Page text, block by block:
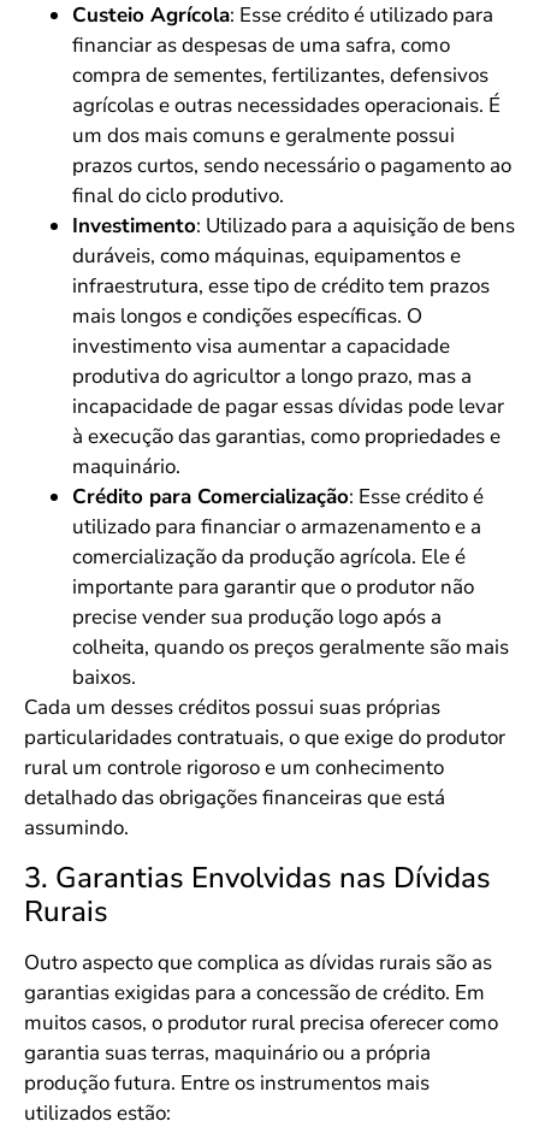
Custeio Agrícola: Esse crédito é utilizado para
financiar as despesas de uma safra, como
compra de sementes, fertilizantes, defensivos
agrícolas e outras necessidades operacionais. É
um dos mais comuns e geralmente possui
prazos curtos, sendo necessário o pagamento ao
final do ciclo produtivo.
Investimento: Utilizado para a aquisição de bens
duráveis, como máquinas, equipamentos e
infraestrutura, esse tipo de crédito tem prazos
mais longos e condições específicas. O
investimento visa aumentar a capacidade
produtiva do agricultor a longo prazo, mas a
incapacidade de pagar essas dívidas pode levar
à execução das garantias, como propriedades e
maquinário.
Crédito para Comercialização: Esse crédito é
utilizado para financiar o armazenamento e a
comercialização da produção agrícola. Ele é
importante para garantir que o produtor não
precise vender sua produção logo após a
colheita, quando os preços geralmente são mais
baixos.
Cada um desses créditos possui suas próprias
particularidades contratuais, o que exige do produtor
rural um controle rigoroso e um conhecimento
detalhado das obrigações financeiras que está
assumindo.
3. Garantias Envolvidas nas Dívidas
Rurais
Outro aspecto que complica as dívidas rurais são as
garantias exigidas para a concessão de crédito. Em
muitos casos, o produtor rural precisa oferecer como
garantia suas terras, maquinário ou a própria
produção futura. Entre os instrumentos mais
utilizados estão: